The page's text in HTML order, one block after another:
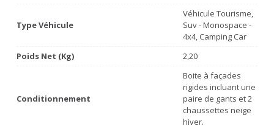
Type Véhicule
Véhicule Tourisme,
Suv - Monospace -
4x4, Camping Car
Poids Net (Kg)
2,20
Conditionnement
Boite à façades
rigides incluant une
paire de gants et 2
chaussettes neige
hiver.